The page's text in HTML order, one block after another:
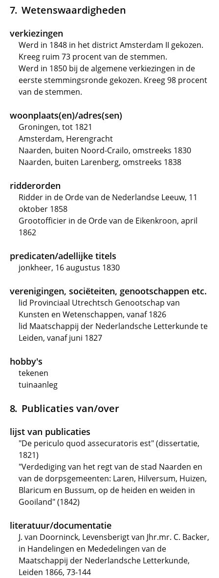
Wetenswaardigheden
verkiezingen
Werd in 1848 in het district Amsterdam II gekozen.
Kreeg ruim 73 procent van de stemmen.
Werd in 1850 bij de algemene verkiezingen in de
eerste stemmingsronde gekozen. Kreeg 98 procent
van de stemmen.
woonplaats(en)/adres(sen)
Groningen, tot 1821
Amsterdam, Herengracht
Naarden, buiten Noord-Crailo, omstreeks 1830
Naarden, buiten Larenberg, omstreeks 1838
ridderorden
Ridder in de Orde van de Nederlandse Leeuw, 11
oktober 1858
Grootofficier in de Orde van de Eikenkroon, april
1862
predicaten/adellijke titels
jonkheer, 16 augustus 1830
verenigingen, sociëteiten, genootschappen etc.
lid Provinciaal Utrechtsch Genootschap van
Kunsten en Wetenschappen, vanaf 1826
lid Maatschappij der Nederlandsche Letterkunde te
Leiden, vanaf juni 1827
hobby's
tekenen
tuinaanleg
Publicaties van/over
lijst van publicaties
"De periculo quod assecuratoris est" (dissertatie,
1821)
"Verdediging van het regt van de stad Naarden en
van de dorpsgemeenten: Laren, Hilversum, Huizen,
Blaricum en Bussum, op de heiden en weiden in
Gooiland" (1842)
literatuur/documentatie
J. van Doorninck, Levensberigt van Jhr.mr. C. Backer,
in Handelingen en Mededelingen van de
Maatschappij der Nederlandsche Letterkunde,
Leiden 1866, 73-144